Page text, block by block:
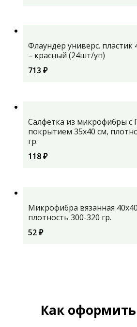
Флаундер универс. пластик
– красный (24шт/уп)
713 ₽
Салфетка из микрофибры с
покрытием 35х40 см,
гр.
118₽
Микрофибра вязанная
плотность 300-320 гр.
52₽
Как оформить